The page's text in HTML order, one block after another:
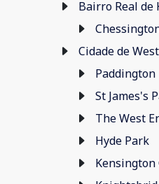
Bairro Real de
Cidade de
Paddington
St James's
The West
Hyde Park
Kensington